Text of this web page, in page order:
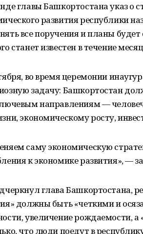
главы Башкортостана указ о
развития республики
все поручения и планы будет
станет известен в течение
во время церемонии
задачу: Башкортостан
направлениям —
экономическому росту,
саму экономическую
к экономике развития», —
глава Башкортостана,
должны быть «четкими и
увеличение рождаемости,
что люди поедут в